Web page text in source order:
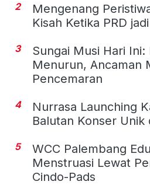
2
Mengenang
Kisah Ketika PRD
3
Sungai Musi Hari Ini:
Menurun, Ancaman
Pencemaran
4
Nurrasa Launching
Balutan Konser Unik
5
WCC Palembang
Menstruasi Lewat
Cindo-Pads